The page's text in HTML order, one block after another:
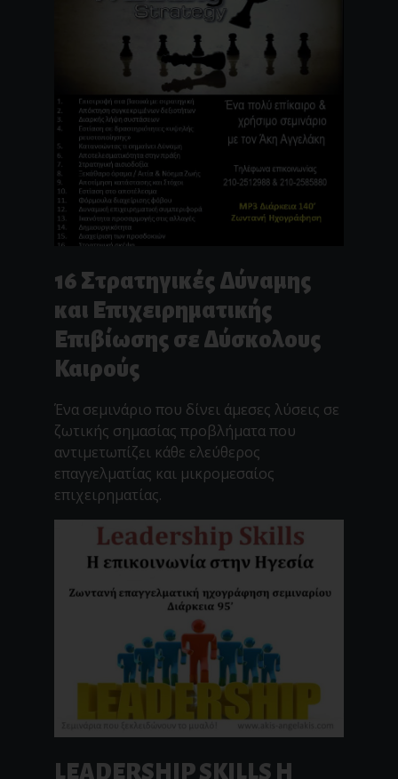
16 Στρατηγικές Δύναμης
και Επιχειρηματικής
Επιβίωσης σε Δύσκολους
Καιρούς
Ένα σεμινάριο που δίνει άμεσες λύσεις σε
ζωτικής σημασίας προβλήματα που
αντιμετωπίζει κάθε ελεύθερος
επαγγελματίας και μικρομεσαίος
επιχειρηματίας.
LEADERSHIP SKILLS Η